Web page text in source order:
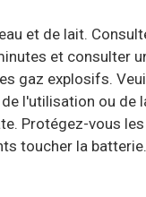
et de lait.
et consulter
gaz explosifs.
l'utilisation ou de
Protégez-vous
toucher la batterie.